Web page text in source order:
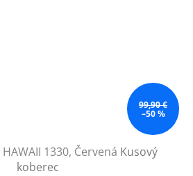
99,90 €
–50 %
1330, Červená Kusový
koberec